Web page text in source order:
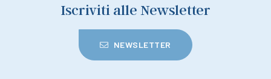
Iscriviti alle Newsletter
NEWSLETTER